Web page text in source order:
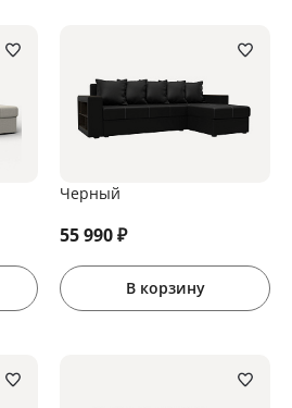
Черный
55 990₽
В корзину